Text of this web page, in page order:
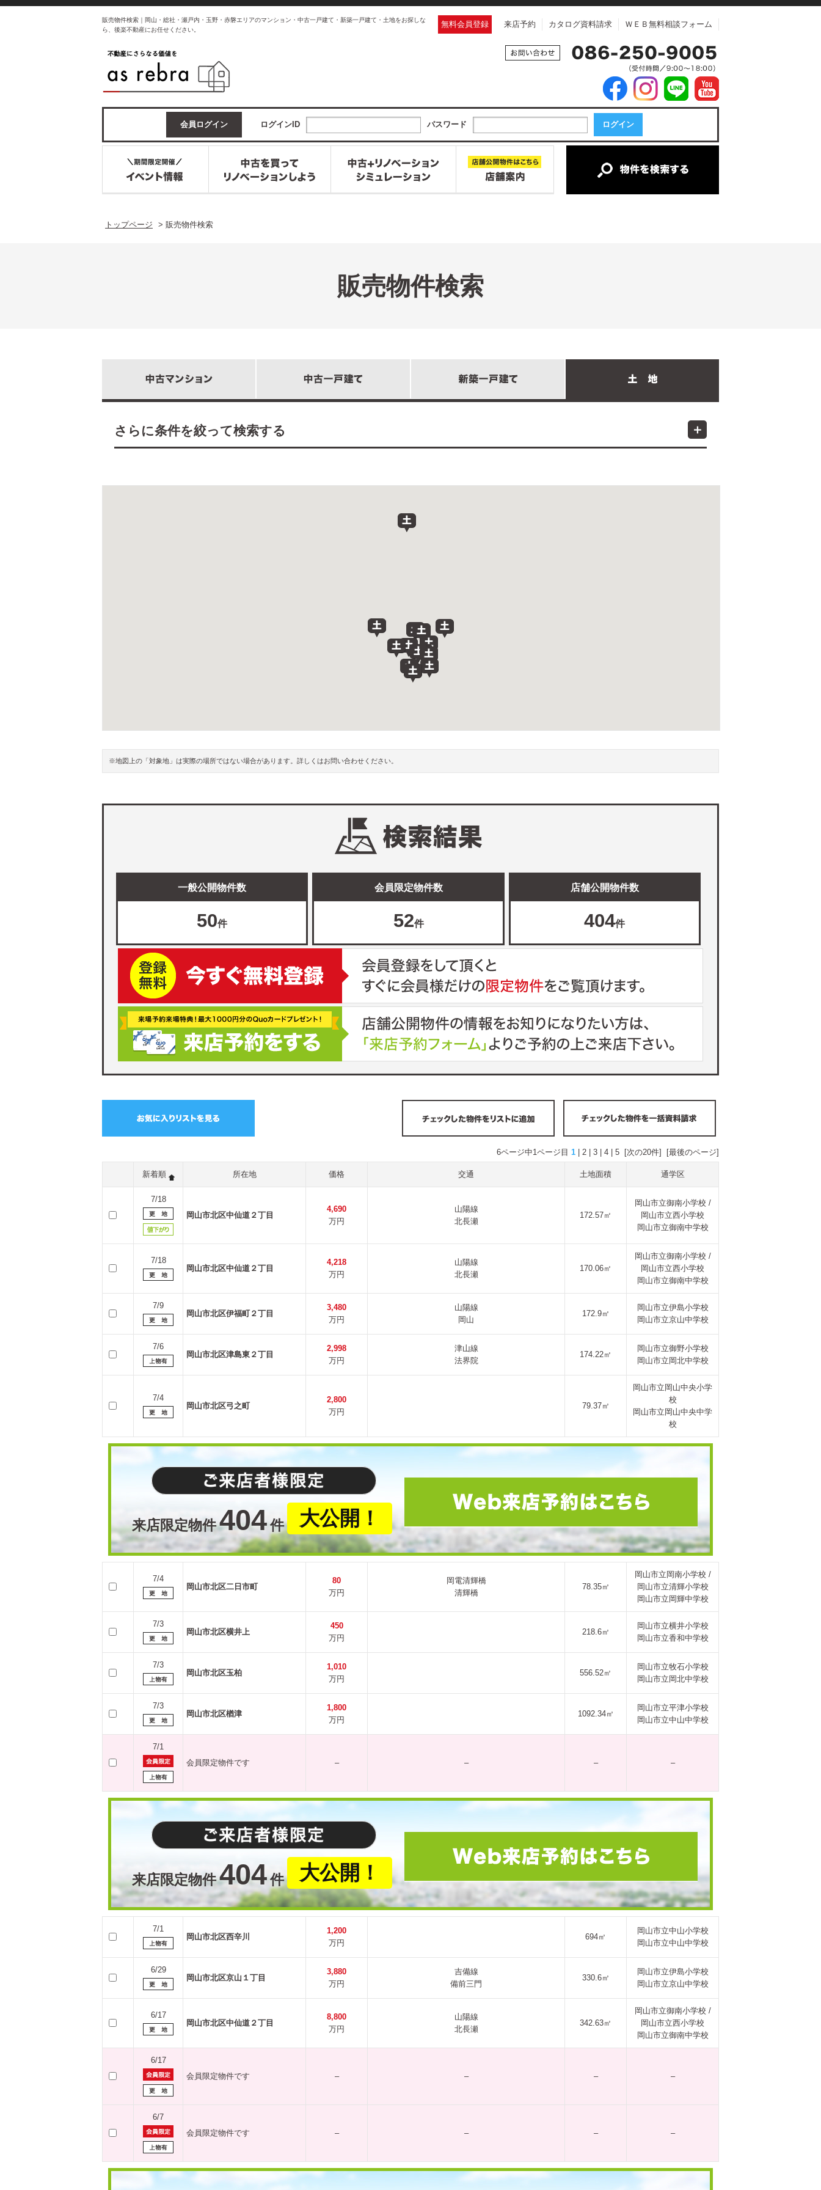
販売物件検索｜岡山・総社・瀬戸内・玉野・赤磐エリアのマンション・中古一戸建て・新築一戸建て・土地をお探しな
ら、後楽不動産にお任せください。
無料会員登録 来店予約 カタログ資料請求 ＷＥＢ無料相談フォーム
会員ログイン ログインID パスワード
トップページ
> 販売物件検索
販売物件検索
さらに条件を絞って検索する
※地図上の「対象地」は実際の場所ではない場合があります。詳しくはお問い合わせください。
一般公開物件数
50件
会員限定物件数
52件
店舗公開物件数
404件
6ページ中1ページ目 1 2 3 4 5 [次の20件] [最後のページ]
新着順 所在地 価格 交通 土地面積 通学区
7/18
岡山市北区中仙道２丁目
4,690
万円
山陽線
北長瀬
172.57㎡
岡山市立御南小学校 /
岡山市立西小学校
岡山市立御南中学校
7/18
岡山市北区中仙道２丁目
4,218
万円
山陽線
北長瀬
170.06㎡
岡山市立御南小学校 /
岡山市立西小学校
岡山市立御南中学校
7/9
岡山市北区伊福町２丁目
3,480
万円
山陽線
岡山
172.9㎡
岡山市立伊島小学校
岡山市立京山中学校
7/6
岡山市北区津島東２丁目
2,998
万円
津山線
法界院
174.22㎡
岡山市立御野小学校
岡山市立岡北中学校
7/4
岡山市北区弓之町
2,800
万円
79.37㎡
岡山市立岡山中央小学
校
岡山市立岡山中央中学
校
来店限定物件404件 大公開！
7/4
岡山市北区二日市町
80
万円
岡電清輝橋
清輝橋
78.35㎡
岡山市立岡南小学校 /
岡山市立清輝小学校
岡山市立岡輝中学校
7/3
岡山市北区横井上
450
万円
218.6㎡
岡山市立横井小学校
岡山市立香和中学校
7/3
岡山市北区玉柏
1,010
万円
556.52㎡
岡山市立牧石小学校
岡山市立岡北中学校
7/3
岡山市北区楢津
1,800
万円
1092.34㎡
岡山市立平津小学校
岡山市立中山中学校
7/1
会員限定物件です
– – – –
来店限定物件404件 大公開！
7/1
岡山市北区西辛川
1,200
万円
694㎡
岡山市立中山小学校
岡山市立中山中学校
6/29
岡山市北区京山１丁目
3,880
万円
吉備線
備前三門
330.6㎡
岡山市立伊島小学校
岡山市立京山中学校
6/17
岡山市北区中仙道２丁目
8,800
万円
山陽線
北長瀬
342.63㎡
岡山市立御南小学校 /
岡山市立西小学校
岡山市立御南中学校
6/17
会員限定物件です
– – – –
6/7
会員限定物件です
– – – –